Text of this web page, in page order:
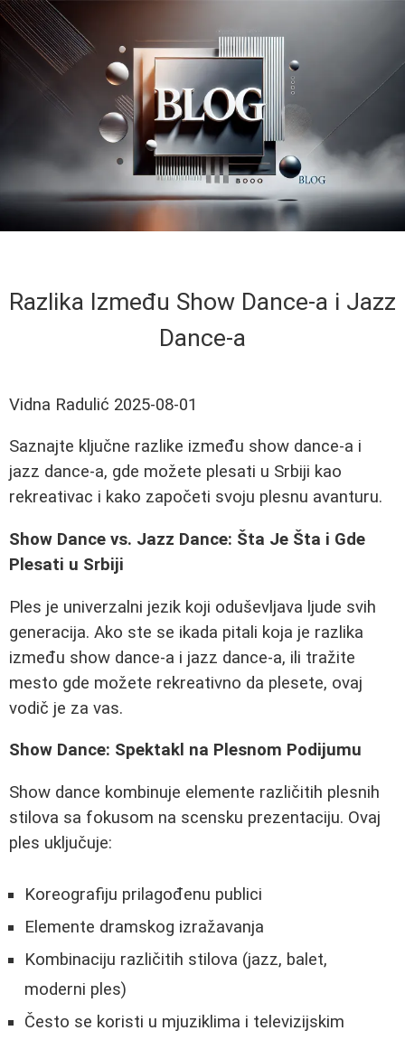
Razlika Između Show Dance-a i Jazz
Dance-a
Vidna Radulić 2025-08-01
Saznajte ključne razlike između show dance-a i
jazz dance-a, gde možete plesati u Srbiji kao
rekreativac i kako započeti svoju plesnu avanturu.
Show Dance vs. Jazz Dance: Šta Je Šta i Gde
Plesati u Srbiji
Ples je univerzalni jezik koji oduševljava ljude svih
generacija. Ako ste se ikada pitali koja je razlika
između show dance-a i jazz dance-a, ili tražite
mesto gde možete rekreativno da plesete, ovaj
vodič je za vas.
Show Dance: Spektakl na Plesnom Podijumu
Show dance kombinuje elemente različitih plesnih
stilova sa fokusom na scensku prezentaciju. Ovaj
ples uključuje:
Koreografiju prilagođenu publici
Elemente dramskog izražavanja
Kombinaciju različitih stilova (jazz, balet,
moderni ples)
Često se koristi u mjuziklima i televizijskim